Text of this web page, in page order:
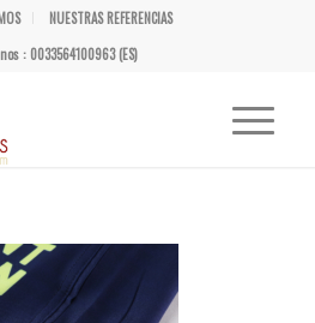
NUESTRAS REFERENCIAS
: 0033564100963 (ES)